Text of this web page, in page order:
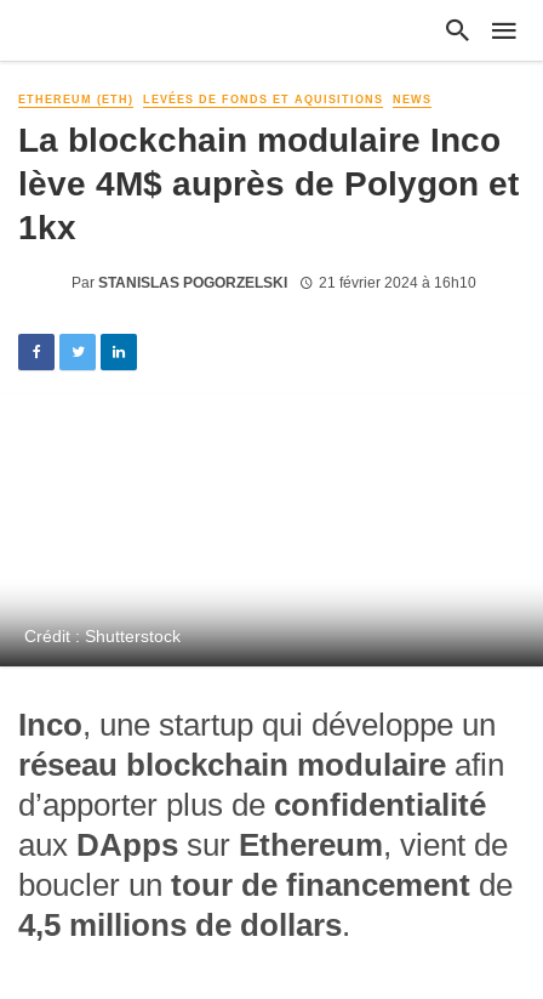
ETHEREUM (ETH) LEVÉES DE FONDS ET AQUISITIONS NEWS
La blockchain modulaire Inco
lève 4M$ auprès de Polygon et
1kx
Par STANISLAS POGORZELSKI 21 février 2024 à 16h10
Crédit : Shutterstock
Inco, une startup qui développe un
réseau blockchain modulaire afin
d’apporter plus de confidentialité
aux DApps sur Ethereum, vient de
boucler un tour de financement de
4,5 millions de dollars.